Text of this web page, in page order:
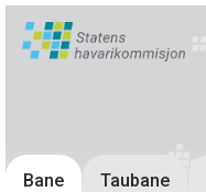
Bane Taubane